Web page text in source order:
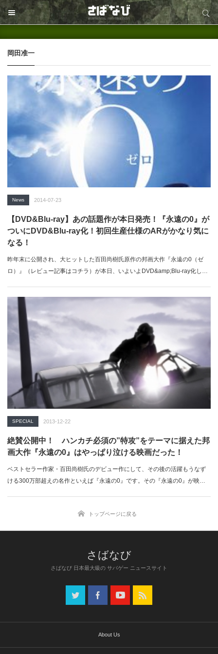
サイト内検索
岡田准一
News 2014-07-23
【DVD&Blu-ray】あの話題作が本日発売！『永遠の0』が
ついにDVD&Blu-ray化！初回生産仕様のARがかなり気に
なる！
昨年末に公開され、大ヒットした百田尚樹氏原作の邦画大作『永遠の0（ゼ
ロ）』（レビュー記事はコチラ）が本日、いよいよDVD&amp;Blu-ray化し
SPECIAL 2013-12-22
絶賛公開中！ ハンカチ必須の”特攻”をテーマに据えた邦
画大作『永遠の0』はやっぱり泣ける映画だった！
ベストセラー作家・百田尚樹氏のデビュー作にして、その後の活躍もうなず
ける300万部超えの名作といえば『永遠の0』です。その『永遠の0』が映…
トップページに戻る
さばなび 日本最大級の サバゲー ニュースサイト
About Us
サイト内検索